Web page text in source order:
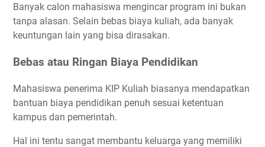
Banyak calon mahasiswa mengincar program ini bukan
tanpa alasan. Selain bebas biaya kuliah, ada banyak
keuntungan lain yang bisa dirasakan.
Bebas atau Ringan Biaya Pendidikan
Mahasiswa penerima KIP Kuliah biasanya mendapatkan
bantuan biaya pendidikan penuh sesuai ketentuan
kampus dan pemerintah.
Hal ini tentu sangat membantu keluarga yang memiliki